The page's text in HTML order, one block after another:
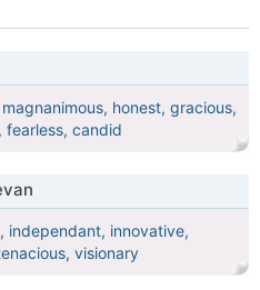
honest, gracious,
candid
independant, innovative,
visionary